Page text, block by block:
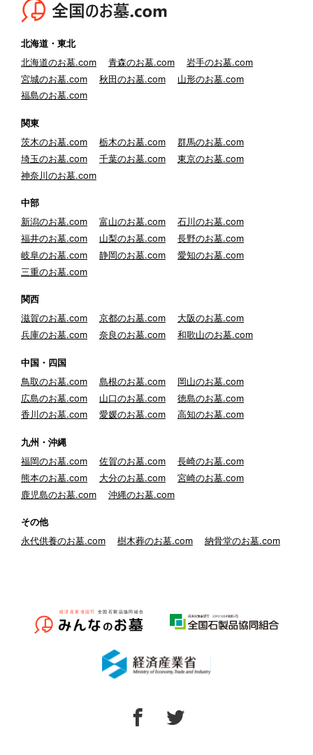
北海道・東北
北海道のお墓.com
青森のお墓.com
岩手のお墓.com
宮城のお墓.com
秋田のお墓.com
山形のお墓.com
福島のお墓.com
関東
茨木のお墓.com
栃木のお墓.com
群馬のお墓.com
埼玉のお墓.com
千葉のお墓.com
東京のお墓.com
神奈川のお墓.com
中部
新潟のお墓.com
富山のお墓.com
石川のお墓.com
福井のお墓.com
山梨のお墓.com
長野のお墓.com
岐阜のお墓.com
静岡のお墓.com
愛知のお墓.com
三重のお墓.com
関西
滋賀のお墓.com
京都のお墓.com
大阪のお墓.com
兵庫のお墓.com
奈良のお墓.com 和歌山のお墓.com
中国・四国
鳥取のお墓.com
島根のお墓.com
岡山のお墓.com
広島のお墓.com
山口のお墓.com
徳島のお墓.com
香川のお墓.com
愛媛のお墓.com 高知のお墓.com
九州・沖縄
福岡のお墓.com
佐賀のお墓.com
長崎のお墓.com
熊本のお墓.com
大分のお墓.com
宮崎のお墓.com
鹿児島のお墓.com
沖縄のお墓.com
その他
永代供養のお墓.com
樹木葬のお墓.com 納骨堂のお墓.com